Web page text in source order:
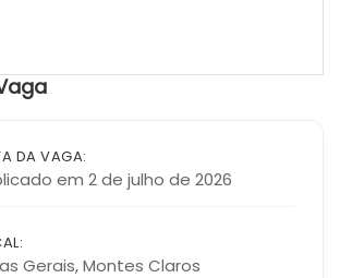
DA VAGA:
em 2 de julho de 2026
Gerais,Montes Claros